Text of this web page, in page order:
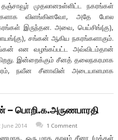
முதலானஉள்ளிட்ட நகரங்கள்
விளங்கினவோ, அதே போல
இருந்தன. அவை, பெய்சிங்(கு),
சங்கன் ஆகிய நகரங்களாகும்.
என வழங்கப்பட்ட அவ்விடம்தான்
இன்றைக்கும் சீனத் தலைநகரமாக
நவீன சீனாவின் அடையாளமாக
பொறி.க.அருணபாரதி
June 2014 1 Comment
ஒரு மாத காலம் சீனா (மக்கள்